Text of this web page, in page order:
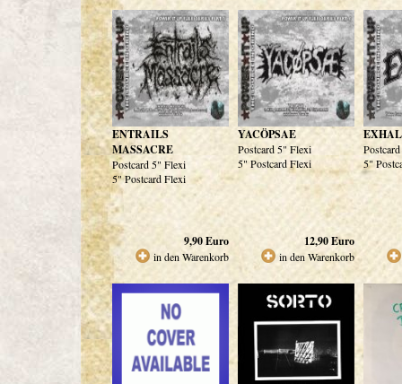
ENTRAILS
MASSACRE
Postcard 5" Flexi
5" Postcard Flexi
9,90Euro
in den Warenkorb
YACÖPSAE
Postcard 5" Flexi
5" Postcard Flexi
12,90Euro
in den Warenkorb
5"